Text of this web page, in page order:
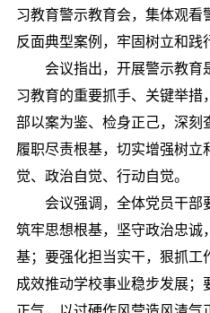
习教育警示教育会，集体观看
反面典型案例，牢固树立和践
会议指出，开展警示教育
习教育的重要抓手、关键举措
部以案为鉴、检身正己，深刻
履职尽责根基，切实增强树立
觉、政治自觉、行动自觉。
会议强调，全体党员干部
筑牢思想根基，坚守政治忠诚
基；要强化担当实干，狠抓工
成效推动学校事业稳步发展；